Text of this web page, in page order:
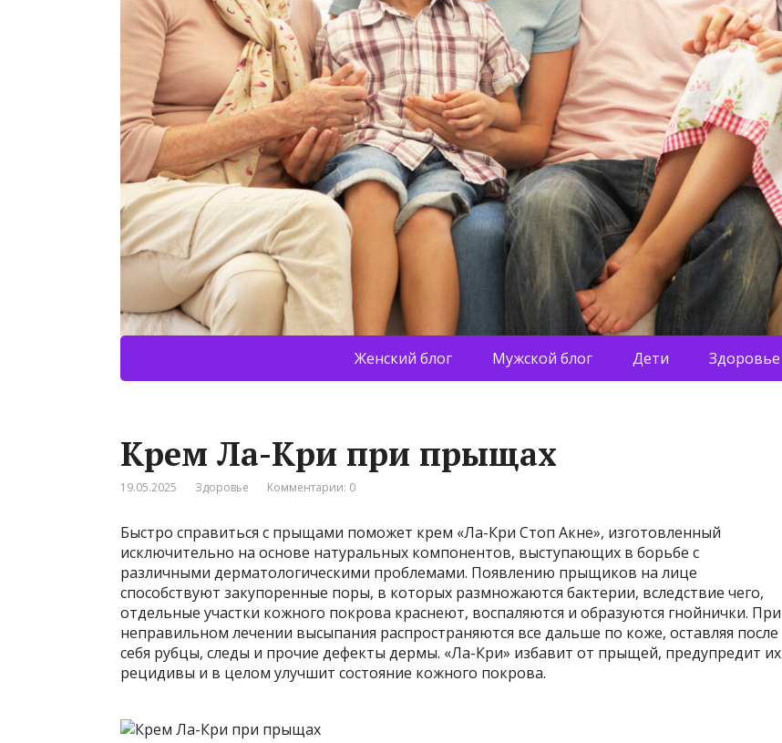
Женский блог Мужской блог Дети Здоровье
Крем Ла-Кри при прыщах
19.05.2025 Здоровье Комментарии: 0
Быстро справиться с прыщами поможет крем «Ла-Кри Стоп Акне», изготовленный
исключительно на основе натуральных компонентов, выступающих в борьбе с
различными дерматологическими проблемами. Появлению прыщиков на лице
способствуют закупоренные поры, в которых размножаются бактерии, вследствие чего,
отдельные участки кожного покрова краснеют, воспаляются и образуются гнойнички. При
неправильном лечении высыпания распространяются все дальше по коже, оставляя после
себя рубцы, следы и прочие дефекты дермы. «Ла-Кри» избавит от прыщей, предупредит их
рецидивы и в целом улучшит состояние кожного покрова.